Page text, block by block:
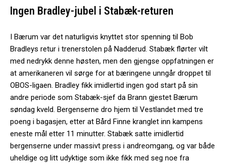
Ingen Bradley-jubel i Stabæk-returen
I Bærum var det naturligvis knyttet stor spenning til Bob
Bradleys retur i trenerstolen på Nadderud. Stabæk flørter vilt
med nedrykk denne høsten, men den gjengse oppfatningen er
at amerikaneren vil sørge for at bæringene unngår droppet til
OBOS-ligaen. Bradley fikk imidlertid ingen god start på sin
andre periode som Stabæk-sjef da Brann gjestet Bærum
søndag kveld. Bergenserne dro hjem til Vestlandet med tre
poeng i bagasjen, etter at Bård Finne kranglet inn kampens
eneste mål etter 11 minutter. Stabæk satte imidlertid
bergenserne under massivt press i andreomgang, og var både
uheldige og litt udyktige som ikke fikk med seg noe fra